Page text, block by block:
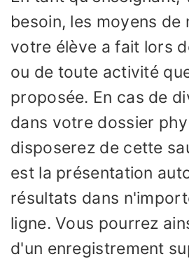
besoin, les moyens de
votre élève a fait lors
ou de toute activité
proposée. En cas de
dans votre dossier
disposerez de cette
est la présentation
résultats dans
ligne. Vous pourrez
d'un enregistrement